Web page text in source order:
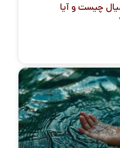
چیست و آیا